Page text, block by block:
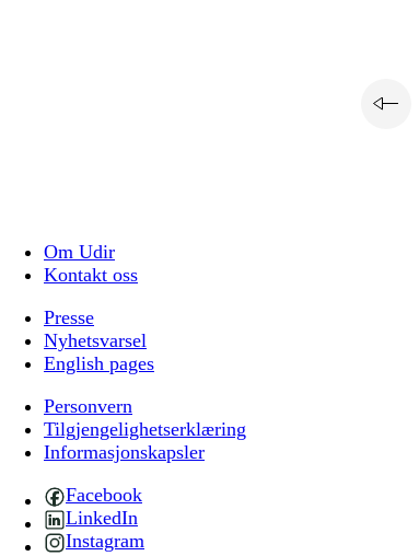
Om Udir
Kontakt oss
Presse
Nyhetsvarsel
English pages
Personvern
Tilgjengelighetserklæring
Informasjonskapsler
Facebook
LinkedIn
Instagram